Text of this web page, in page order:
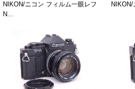
NIKON/ニコン フィルム一眼レフ
N...